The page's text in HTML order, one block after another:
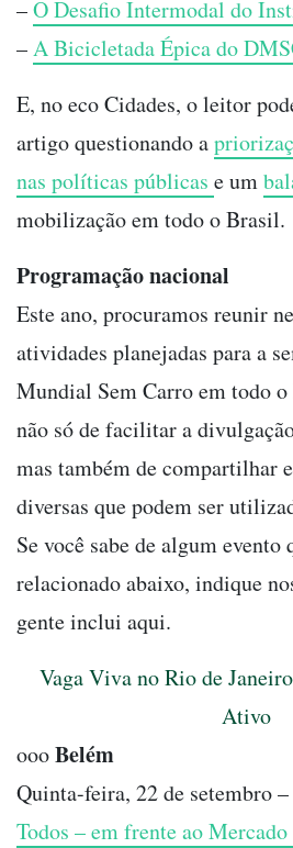
–O Desafio Intermodal do
–A Bicicletada Épica do
E, no eco Cidades, o leitor
artigo questionando a
nas políticas públicas e um
mobilização em todo o Brasil.
Programação nacional
Este ano, procuramos reunir
atividades planejadas para a
Mundial Sem Carro em todo
não só de facilitar a
mas também de compartilhar
diversas que podem ser
Se você sabe de algum evento
relacionado abaixo, indique
gente inclui aqui.
Vaga Viva no Rio de
Ativo
oooBelém
Quinta-feira, 22 de setembro –
Todos – em frente ao Mercado